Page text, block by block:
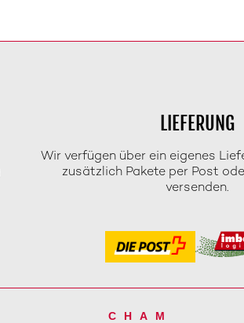
LIEFERUNG
Wir verfügen über ein eigenes
zusätzlich Pakete per Post
versenden.
CHAM